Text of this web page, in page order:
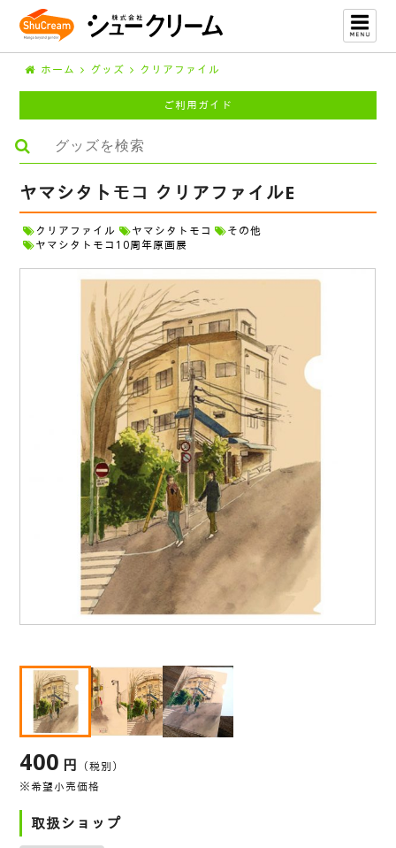
ホーム グッズ クリアファイル
ご利用ガイド
ヤマシタトモコ クリアファイルE
クリアファイル ヤマシタトモコ
その他
ヤマシタトモコ10周年原画展
400 円 （税別）
※希望小売価格
取扱ショップ